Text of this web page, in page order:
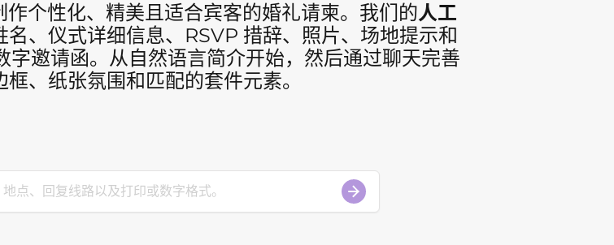
作个性化、精美且适合宾客的婚礼请柬。我们的人工
名、仪式详细信息、RSVP 措辞、照片、场地提示和
邀请函。从自然语言简介开始，然后通过聊天完善
、纸张氛围和匹配的套件元素。